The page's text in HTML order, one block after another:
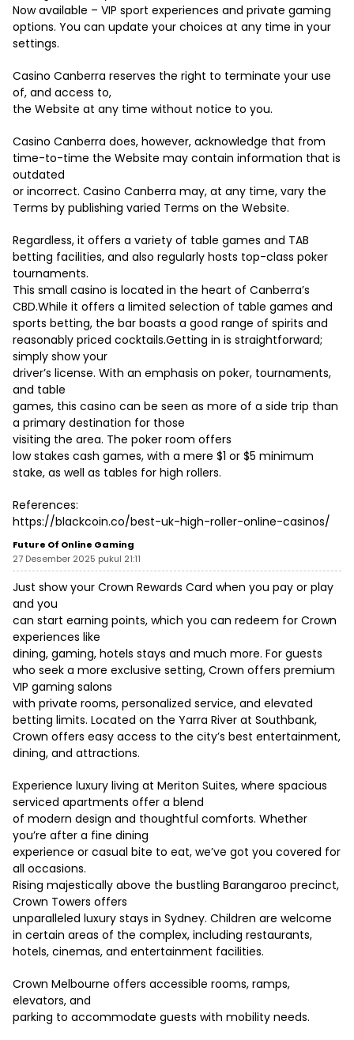
Now available – VIP sport experiences and private gaming
options. You can update your choices at any time in your
settings.
Casino Canberra reserves the right to terminate your use
of, and access to,
the Website at any time without notice to you.
Casino Canberra does, however, acknowledge that from
time-to-time the Website may contain information that is
outdated
or incorrect. Casino Canberra may, at any time, vary the
Terms by publishing varied Terms on the Website.
Regardless, it offers a variety of table games and TAB
betting facilities, and also regularly hosts top-class poker
tournaments.
This small casino is located in the heart of Canberra’s
CBD.While it offers a limited selection of table games and
sports betting, the bar boasts a good range of spirits and
reasonably priced cocktails.Getting in is straightforward;
simply show your
driver’s license. With an emphasis on poker, tournaments,
and table
games, this casino can be seen as more of a side trip than
a primary destination for those
visiting the area. The poker room offers
low stakes cash games, with a mere $1 or $5 minimum
stake, as well as tables for high rollers.
References:
https://blackcoin.co/best-uk-high-roller-online-casinos/
Future Of Online Gaming
27 Desember 2025 pukul 21:11
Just show your Crown Rewards Card when you pay or play
and you
can start earning points, which you can redeem for Crown
experiences like
dining, gaming, hotels stays and much more. For guests
who seek a more exclusive setting, Crown offers premium
VIP gaming salons
with private rooms, personalized service, and elevated
betting limits. Located on the Yarra River at Southbank,
Crown offers easy access to the city’s best entertainment,
dining, and attractions.
Experience luxury living at Meriton Suites, where spacious
serviced apartments offer a blend
of modern design and thoughtful comforts. Whether
you’re after a fine dining
experience or casual bite to eat, we’ve got you covered for
all occasions.
Rising majestically above the bustling Barangaroo precinct,
Crown Towers offers
unparalleled luxury stays in Sydney. Children are welcome
in certain areas of the complex, including restaurants,
hotels, cinemas, and entertainment facilities.
Crown Melbourne offers accessible rooms, ramps,
elevators, and
parking to accommodate guests with mobility needs.